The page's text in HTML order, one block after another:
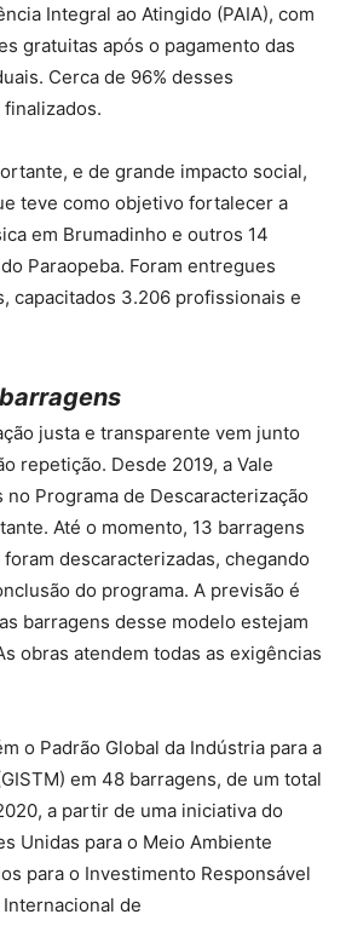
Integral ao Atingido (PAIA), com
gratuitas após o pagamento das
Cerca de 96% desses
e de grande impacto social,
teve como objetivo fortalecer a
em Brumadinho e outros 14
Paraopeba. Foram entregues
capacitados 3.206 profissionais e
justa e transparente vem junto
repetição. Desde 2019, a Vale
Programa de Descaracterização
Até o momento, 13 barragens
descaracterizadas, chegando
do programa. A previsão é
barragens desse modelo estejam
obras atendem todas as exigências
o Padrão Global da Indústria para a
em 48 barragens, de um total
a partir de uma iniciativa do
Unidas para o Meio Ambiente
para o Investimento Responsável
de